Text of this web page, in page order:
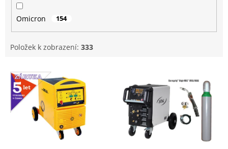
Omicron 154
Položek k zobrazení: 333
V